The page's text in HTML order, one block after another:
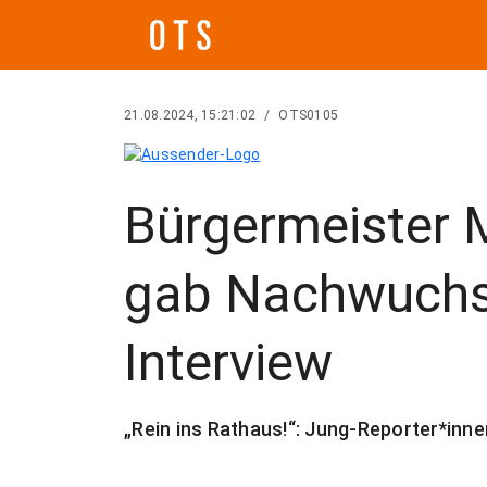
21.08.2024, 15:21:02 / OTS0105
Bürgermeister
gab
Interview
„Rein ins Rathaus!“: Jung-